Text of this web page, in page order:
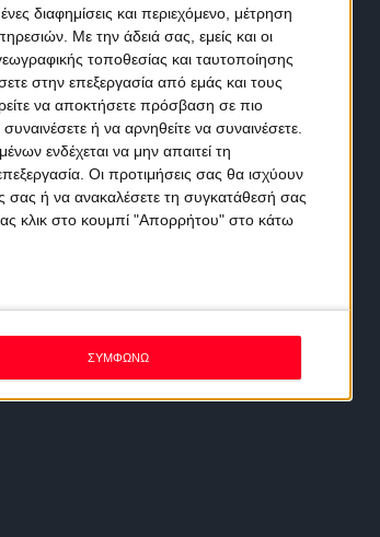
διαφημίσεις και περιεχόμενο, μέτρηση
Με την άδειά σας, εμείς και οι
τοποθεσίας και ταυτοποίησης
στην επεξεργασία από εμάς και τους
να αποκτήσετε πρόσβαση σε πιο
ή να αρνηθείτε να συναινέσετε.
ενδέχεται να μην απαιτεί τη
Οι προτιμήσεις σας θα ισχύουν
σας ή να ανακαλέσετε τη συγκατάθεσή σας
κλικ στο κουμπί "Απορρήτου" στο κάτω
ΣΥΜΦΩΝΩ